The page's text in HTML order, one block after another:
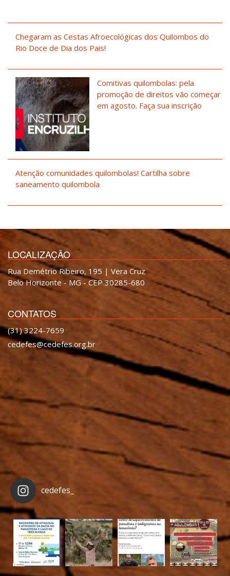
Chegaram as Cestas Afroecológicas dos Quilombos do
Rio Doce de Dia dos Pais!
Comitivas quilombolas: pela
promoção de direitos vão começar
em agosto. Faça sua inscrição
Atenção comunidades quilombolas! Cartilha sobre
saneamento quilombola
LOCALIZAÇÃO
Rua Demétrio Ribeiro, 195 | Vera Cruz
Belo Horizonte - MG - CEP 30285-680
CONTATOS
(31) 3224-7659
cedefes@cedefes.org.br
cedefes_